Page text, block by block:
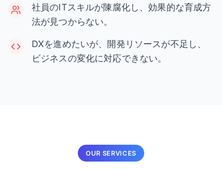
社員のITスキルが陳腐化し、効果的な育成方
法が見つからない。
DXを進めたいが、開発リソースが不足し、
ビジネスの変化に対応できない。
OUR SERVICES